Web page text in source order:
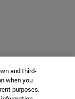
and third-
when you
purposes.